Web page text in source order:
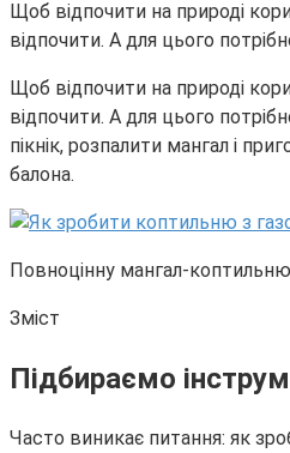
Щоб відпочити на природі
відпочити. А для цього
Щоб відпочити на природі
відпочити. А для цього
пікнік, розпалити мангал і
балона.
Повноцінну мангал-
Зміст
Підбираємо
Часто виникає питання: як